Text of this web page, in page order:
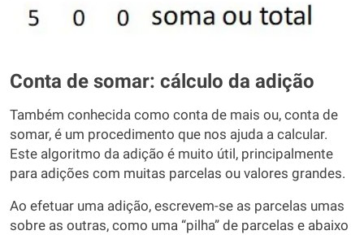
Conta de somar: cálculo da adição
Também conhecida como conta de mais ou, conta de
somar, é um procedimento que nos ajuda a calcular.
Este algoritmo da adição é muito útil, principalmente
para adições com muitas parcelas ou valores grandes.
Ao efetuar uma adição, escrevem-se as parcelas umas
sobre as outras, como uma “pilha” de parcelas e abaixo